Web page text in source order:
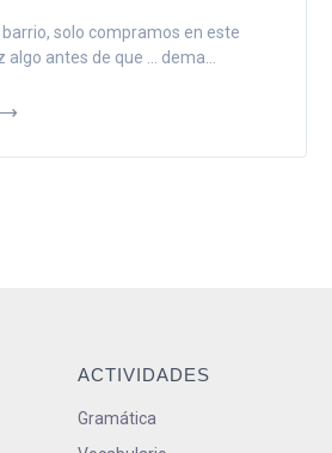
barrio, solo compramos en este
antes de que ... dema...
ACTIVIDADES
Gramática